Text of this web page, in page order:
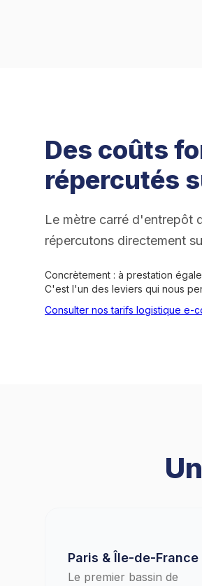
Des coûts
répercutés
Le mètre carré d'entrepôt
répercutons directement
Concrètement : à prestation
C'est l'un des leviers qui nous
Consulter nos tarifs logistique e-
Paris & Île-de-France
Le premier bassin de